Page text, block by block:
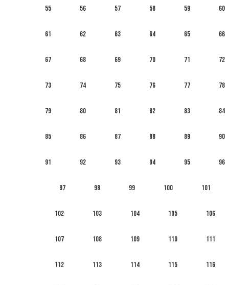
55 56 57 58 59 60
61 62 63 64 65 66
67 68 69 70 71 72
73 74 75 76 77 78
79 80 81 82 83 84
85 86 87 88 89 90
91 92 93 94 95 96
97 98 99 100 101
102 103 104 105 106
107 108 109 110 111
112 113 114 115 116